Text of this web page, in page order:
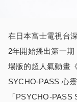
在日本富士電視台
2年開始播出第一期
場版的超人氣動畫
SYCHO-PASS 心
「PSYCHO-